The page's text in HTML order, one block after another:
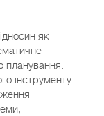
як
планування.
інструменту